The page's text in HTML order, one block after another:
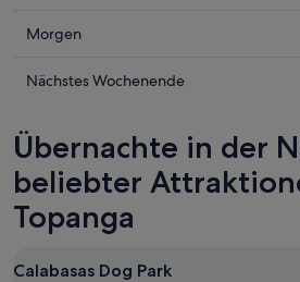
Preise
Topanga
9.
Aug.
-
10.
Aug.
Prüfe
Preise
Topanga
morgen
Nacht,
10.
Aug.
11.
Morgen
Prüfe
Preise
für
Topanga
am
nächsten
Wochenende,
14.
Nächstes Wochenende
Übernachte in der
beliebter
Topanga
Calabasas Dog Park